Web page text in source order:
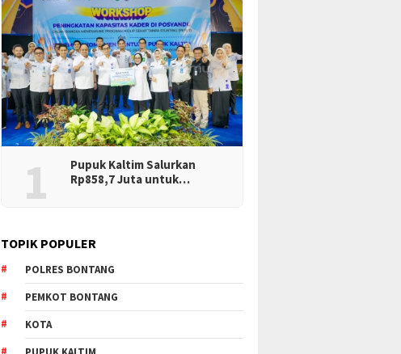
1
Pupuk Kaltim Salurkan
Rp858,7 Juta untuk…
TOPIK POPULER
POLRES BONTANG
PEMKOT BONTANG
KOTA